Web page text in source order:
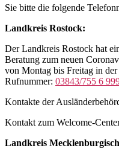
Sie bitte die folgende
Landkreis Rostock:
Der Landkreis Rostock hat
Beratung zum neuen
von Montag bis Freitag in
Rufnummer: 03843/755 6
Kontakte der
Kontakt zum Welcome-
Landkreis